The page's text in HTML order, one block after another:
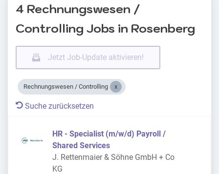
4 Rechnungswesen /
Controlling Jobs in Rosenberg
Jetzt Job-Update aktivieren!
Rechnungswesen / Controlling
Suche zurücksetzen
HR - Specialist (m/w/d) Payroll /
Shared Services
J. Rettenmaier & Söhne GmbH + Co
KG